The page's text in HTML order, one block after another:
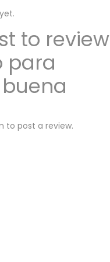
to review
para
to post a review.